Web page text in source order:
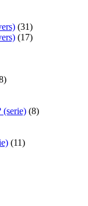
(31)
(17)
(serie) (8)
(11)